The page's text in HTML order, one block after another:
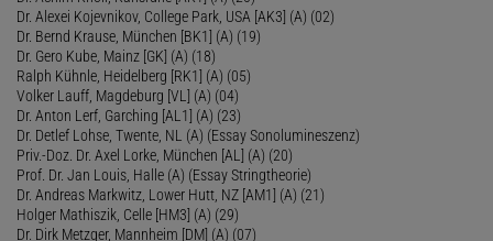
Dr. Alexei Kojevnikov, College Park, USA [AK3] (A) (02)
Dr. Bernd Krause, München [BK1] (A) (19)
Dr. Gero Kube, Mainz [GK] (A) (18)
Ralph Kühnle, Heidelberg [RK1] (A) (05)
Volker Lauff, Magdeburg [VL] (A) (04)
Dr. Anton Lerf, Garching [AL1] (A) (23)
Dr. Detlef Lohse, Twente, NL (A) (Essay Sonolumineszenz)
Priv.-Doz. Dr. Axel Lorke, München [AL] (A) (20)
Prof. Dr. Jan Louis, Halle (A) (Essay Stringtheorie)
Dr. Andreas Markwitz, Lower Hutt, NZ [AM1] (A) (21)
Holger Mathiszik, Celle [HM3] (A) (29)
Dr. Dirk Metzger, Mannheim [DM] (A) (07)